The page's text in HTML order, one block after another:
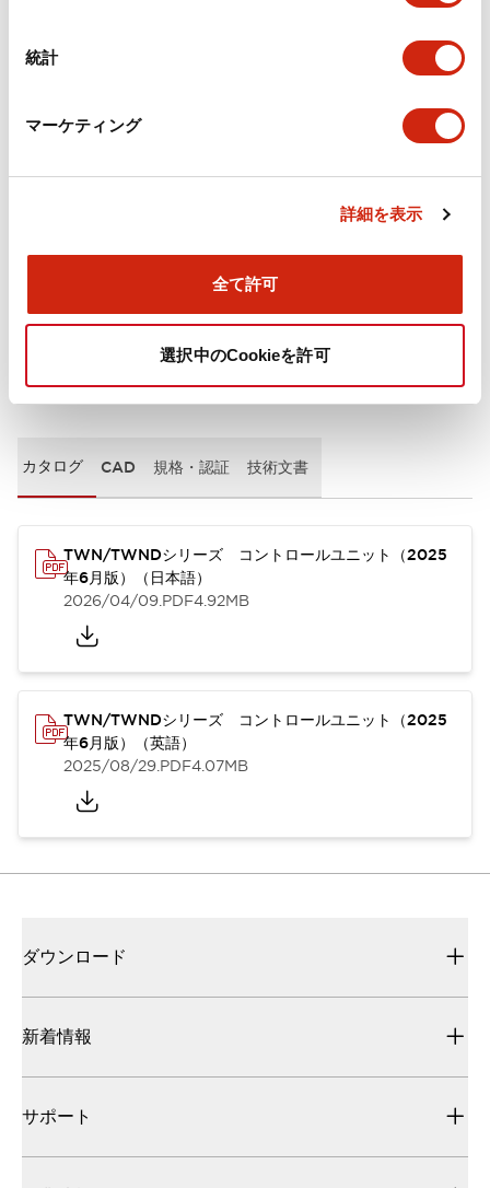
統計
マーケティング
詳細を表示
全て許可
選択中のCookieを許可
取付設置仕様
ドキュメントとファイル
カタログ CAD 規格・認証 技術文書
TWN/TWNDシリーズ コントロールユニット（2025
年6月版）（日本語）
2026/04/09.PDF4.92MB
TWN/TWNDシリーズ コントロールユニット（2025
年6月版）（英語）
2025/08/29.PDF4.07MB
ダウンロード
新着情報
サポート